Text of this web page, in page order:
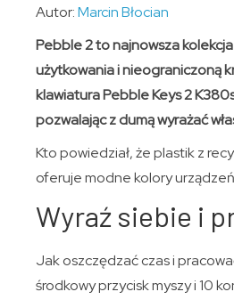
Autor:Marcin Błocian
Pebble 2 to najnowsza
użytkowania i nieograniczoną
klawiatura Pebble Keys 2
pozwalając z dumą wyrażać
Kto powiedział, że plastik z
oferuje modne kolory
Wyraź siebie i
Jak oszczędzać czas i
środkowy przycisk myszy i 10